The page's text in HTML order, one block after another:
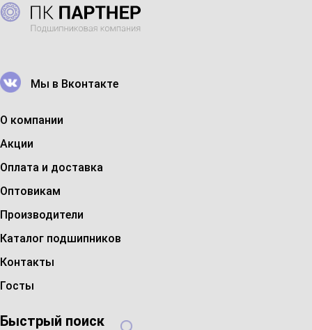
Мы в Вконтакте
О компании
Акции
Оплата и доставка
Оптовикам
Производители
Каталог подшипников
Контакты
Госты
Быстрый поиск